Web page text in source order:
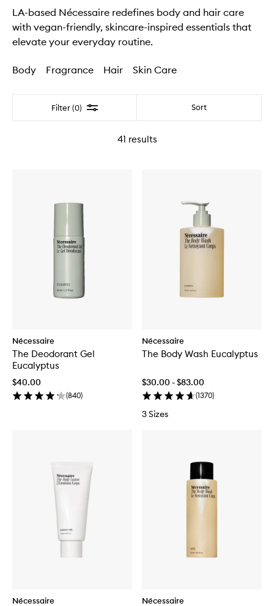
LA-based Nécessaire redefines body and hair care
with vegan-friendly, skincare-inspired essentials that
elevate your everyday routine.
Body Fragrance Hair Skin Care
Filter (0) Filter Sort
41 results
Nécessaire
The Deodorant Gel
Eucalyptus
$40.00
(840)
Nécessaire
The Body Wash Eucalyptus
$30.00 - $83.00
(1370)
3 Sizes
Nécessaire Nécessaire